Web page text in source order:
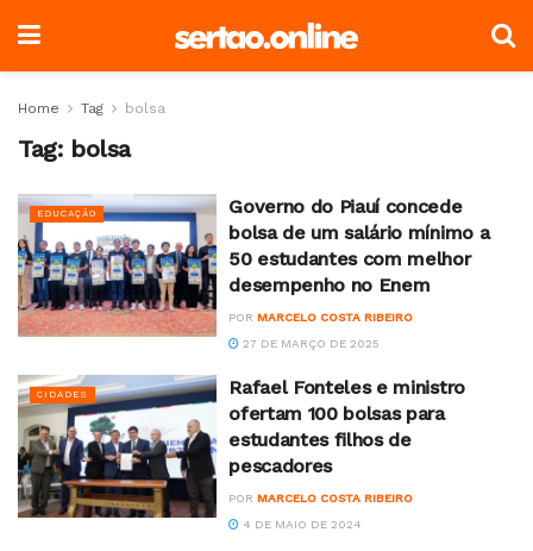
Home Tag bolsa
Tag: bolsa
EDUCAÇÃO
Governo do Piauí concede
bolsa de um salário mínimo a
50 estudantes com melhor
desempenho no Enem
POR MARCELO COSTA RIBEIRO
27 DE MARÇO DE 2025
CIDADES
Rafael Fonteles e ministro
ofertam 100 bolsas para
estudantes filhos de
pescadores
POR MARCELO COSTA RIBEIRO
4 DE MAIO DE 2024